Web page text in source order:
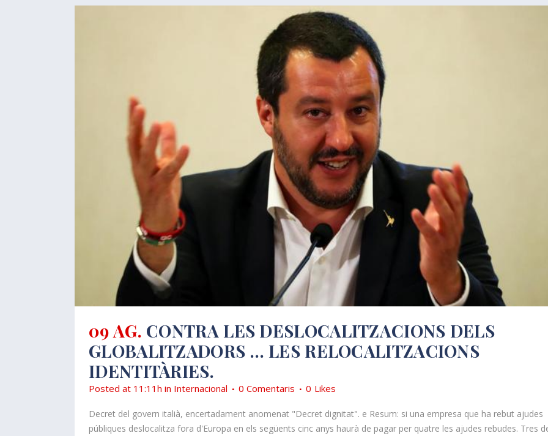
09 AG. CONTRA LES DESLOCALITZACIONS DELS
GLOBALITZADORS … LES RELOCALITZACIONS
IDENTITÀRIES.
Posted at 11:11h in Internacional 0 Comentaris 0 Likes
Decret del govern italià, encertadament anomenat "Decret dignitat". e Resum: si una empresa que ha rebut ajudes
públiques deslocalitza fora d'Europa en els següents cinc anys haurà de pagar per quatre les ajudes rebudes. Tres